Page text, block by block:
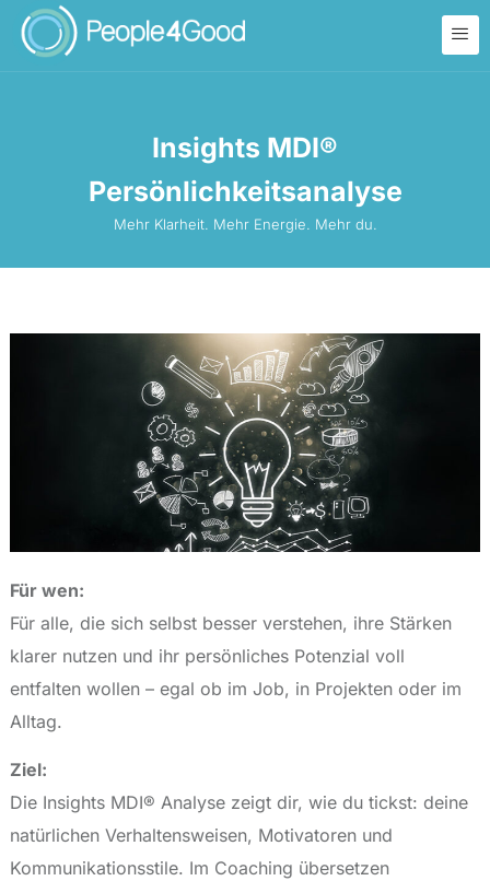
Insights MDI®
Persönlichkeitsanalyse
Mehr Klarheit. Mehr Energie. Mehr du.
Für wen:
Für alle, die sich selbst besser verstehen, ihre Stärken
klarer nutzen und ihr persönliches Potenzial voll
entfalten wollen – egal ob im Job, in Projekten oder im
Alltag.
Ziel:
Die Insights MDI® Analyse zeigt dir, wie du tickst: deine
natürlichen Verhaltensweisen, Motivatoren und
Kommunikationsstile. Im Coaching übersetzen